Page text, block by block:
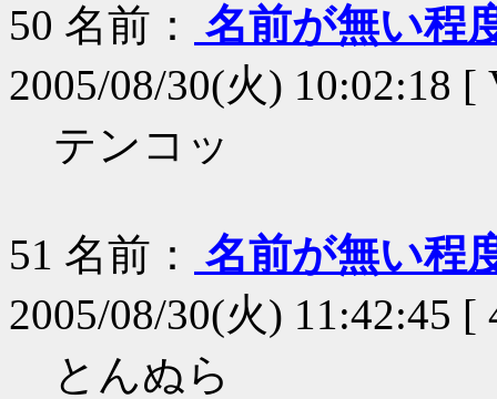
50 名前：
名前が無い程
2005/08/30(火) 10:02:18 [
テンコッ
51 名前：
名前が無い程
2005/08/30(火) 11:42:45 [
とんぬら